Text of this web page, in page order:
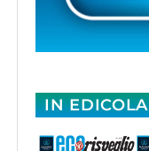
IN EDICOLA